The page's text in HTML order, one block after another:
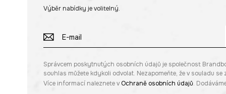
Výběr nabídky je volitelný.
Správcem poskytnutých osobních údajů je společnost
souhlas můžete kdykoli odvolat. Nezapomeňte, že v souladu
Více informací naleznete v Ochraně osobních údajů.